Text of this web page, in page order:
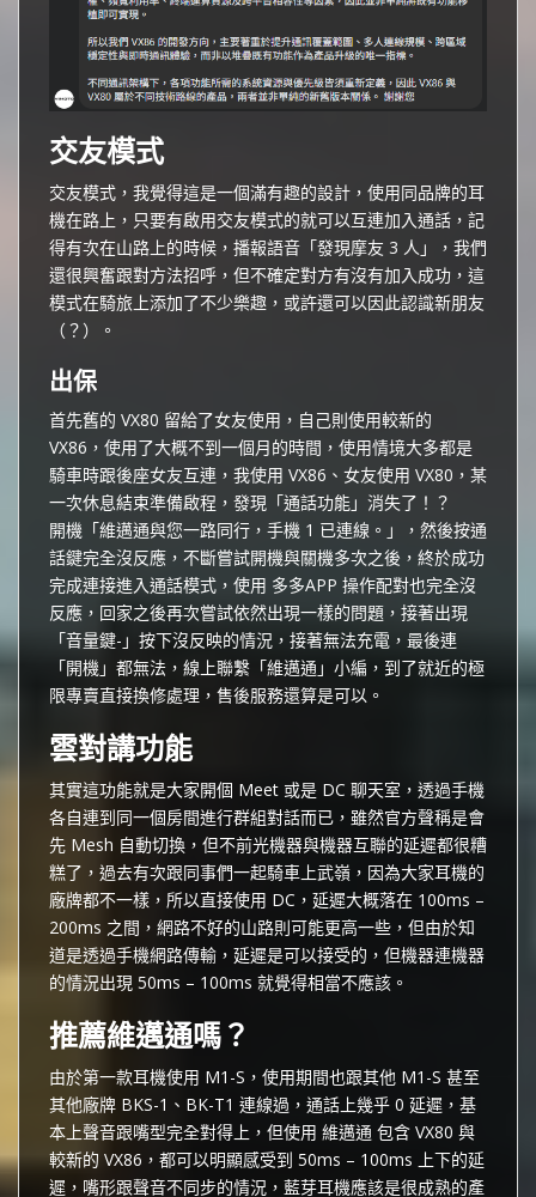
交友模式
交友模式，我覺得這是一個滿有趣的設計，使用同品牌的耳
機在路上，只要有啟用交友模式的就可以互連加入通話，記
得有次在山路上的時候，播報語音「發現摩友 3 人」，我們
還很興奮跟對方法招呼，但不確定對方有沒有加入成功，這
模式在騎旅上添加了不少樂趣，或許還可以因此認識新朋友
（？）。
出保
首先舊的 VX80 留給了女友使用，自己則使用較新的
VX86，使用了大概不到一個月的時間，使用情境大多都是
騎車時跟後座女友互連，我使用 VX86、女友使用 VX80，某
一次休息結束準備啟程，發現「通話功能」消失了！？
開機「維邁通與您一路同行，手機 1 已連線。」，然後按通
話鍵完全沒反應，不斷嘗試開機與關機多次之後，終於成功
完成連接進入通話模式，使用 多多APP 操作配對也完全沒
反應，回家之後再次嘗試依然出現一樣的問題，接著出現
「音量鍵-」按下沒反映的情況，接著無法充電，最後連
「開機」都無法，線上聯繫「維邁通」小編，到了就近的極
限專賣直接換修處理，售後服務還算是可以。
雲對講功能
其實這功能就是大家開個 Meet 或是 DC 聊天室，透過手機
各自連到同一個房間進行群組對話而已，雖然官方聲稱是會
先 Mesh 自動切換，但不前光機器與機器互聯的延遲都很糟
糕了，過去有次跟同事們一起騎車上武嶺，因為大家耳機的
廠牌都不一樣，所以直接使用 DC，延遲大概落在 100ms –
200ms 之間，網路不好的山路則可能更高一些，但由於知
道是透過手機網路傳輸，延遲是可以接受的，但機器連機器
的情況出現 50ms – 100ms 就覺得相當不應該。
推薦維邁通嗎？
由於第一款耳機使用 M1-S，使用期間也跟其他 M1-S 甚至
其他廠牌 BKS-1、BK-T1 連線過，通話上幾乎 0 延遲，基
本上聲音跟嘴型完全對得上，但使用 維邁通 包含 VX80 與
較新的 VX86，都可以明顯感受到 50ms – 100ms 上下的延
遲，嘴形跟聲音不同步的情況，藍芽耳機應該是很成熟的產